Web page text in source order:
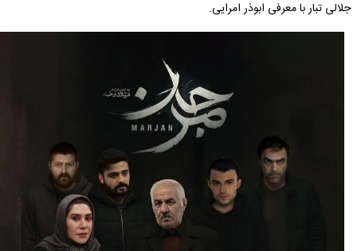
جلالی تبار با معرفی ابوذر امرایی.